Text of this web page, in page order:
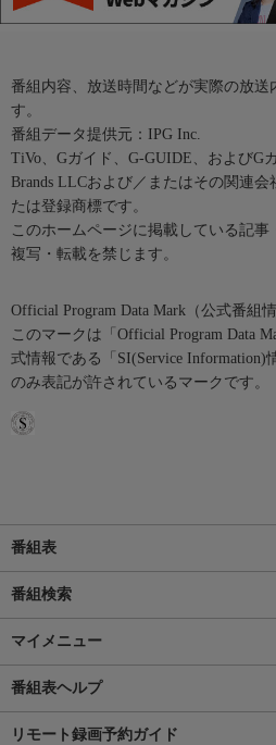
番組内容、放送時間などが実際の放送
す。
番組データ提供元：IPG Inc.
TiVo、Gガイド、G-GUIDE、およびG
Brands LLCおよび／またはその関連
たは登録商標です。
このホームページに掲載している記
複写・転載を禁じます。
Official Program Data Mark（公式番組
このマークは「Official Program Data
式情報である「SI(Service Information)
のみ表記が許されているマークです。
番組表
番組検索
マイメニュー
番組表ヘルプ
リモート録画予約ガイド